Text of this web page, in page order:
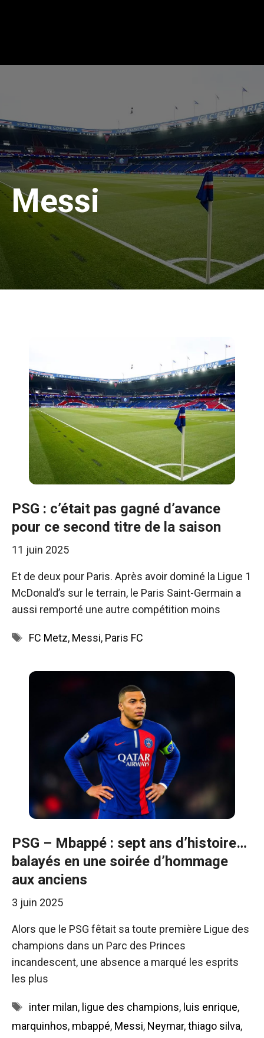
Messi
PSG : c’était pas gagné d’avance
pour ce second titre de la saison
11 juin 2025
Et de deux pour Paris. Après avoir dominé la Ligue 1
McDonald’s sur le terrain, le Paris Saint-Germain a
aussi remporté une autre compétition moins
Étiquettes
FC Metz, Messi, Paris FC
PSG – Mbappé : sept ans d’histoire…
balayés en une soirée d’hommage
aux anciens
3 juin 2025
Alors que le PSG fêtait sa toute première Ligue des
champions dans un Parc des Princes
incandescent, une absence a marqué les esprits
les plus
Étiquettes
inter milan, ligue des champions, luis enrique,
marquinhos, mbappé, Messi, Neymar,thiago silva,